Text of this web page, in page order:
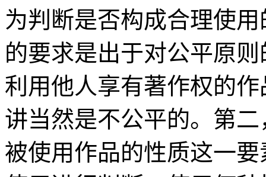
为判断是否构成合理使
的要求是出于对公平原
利用他人享有著作权的
讲当然是不公平的。第
被使用作品的性质这一